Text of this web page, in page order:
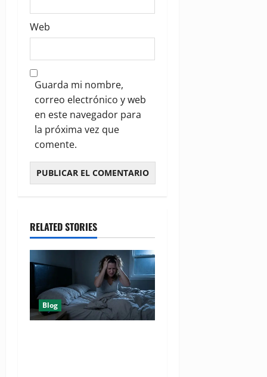
Web
Guarda mi nombre,
correo electrónico y web
en este navegador para
la próxima vez que
comente.
RELATED STORIES
Blog